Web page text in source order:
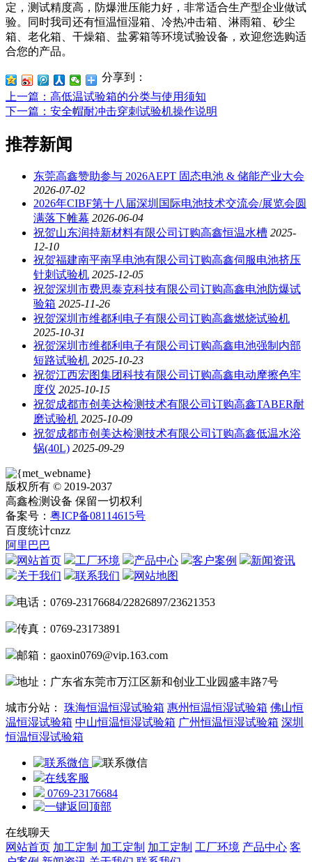
定，测试精度高，防爆泄压能力好，非常适合生产型企业做试
验。同时我司还有恒温恒湿箱、冷热冲击箱、淋雨箱、砂尘
箱、老化箱、干燥箱、盐雾箱等环境试验设备，欢迎您选购适
合您的产品。
分享到：
上一篇 ：高低温试验箱的分类与使用须知
下一篇 ：安全帽耐冲击穿刺试验机操作说明
推荐新闻
东莞高鑫赞助参与 2026AEPT 固态电池 & 储能产业大会
2026-07-02
2026年CIBF第十八届深圳国际电池技术交流会/展览会圆
满落下帷幕 2026-06-04
祝贺山东润持新材料有限公司订购高鑫恒温水槽 2025-
12-10
祝贺福建南平南孚电池有限公司订购高鑫伺服电池挤压
针刺试验机 2025-12-05
祝贺深圳市费思泰克科技有限公司订购高鑫电池防爆试
验箱 2025-11-26
祝贺深圳市维都利电子有限公司订购高鑫燃烧试验机
2025-10-31
祝贺深圳市维都利电子有限公司订购高鑫电池强制内部
短路试验机 2025-10-23
祝贺江西宏图集团科技有限公司订购高鑫电动摩擦色牢
度仪 2025-10-15
祝贺成都市创美达检测技术有限公司订购高鑫TABER耐
磨试验机 2025-10-09
祝贺成都市创美达检测技术有限公司订购高鑫低温水浴
锅(40L) 2025-09-29
版权所有 © 2019-2037
高鑫检测设备 保留一切权利
备案号： 粤ICP备08114615号
百度统计cnzz
阿里巴巴
网站首页
工厂环境 产品中心 客户案例
新闻资讯
关于我们
联系我们 网站地图
电话：0769-23176684/22826897/23621353
传真：0769-23173891
邮箱：gaoxin0769@vip.163.com
地址：广东省东莞市万江区新和创业工业园盛丰路7号
城市分站： 珠海恒温恒湿试验箱 惠州恒温恒湿试验箱 佛山恒
温恒湿试验箱 中山恒温恒湿试验箱 广州恒温恒湿试验箱 深圳
恒温恒湿试验箱
在线客服
0769-23176684
在线聊天
网站首页 加工定制 加工定制 加工定制 工厂环境 产品中心 客